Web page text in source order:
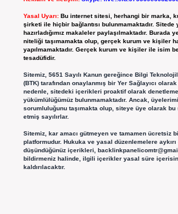
Yasal Uyarı: Bu internet sitesi, herhangi bir marka,
şirketi ile hiçbir bağlantısı bulunmamaktadır. Sitede
hazırladığımız makaleler paylaşılmaktadır. Burada
niteliği taşımamakta olup, gerçek kurum ve kişiler
yapılmamaktadır. Gerçek kurum ve kişiler ile isim
tesadüfidir.
Sitemiz, 5651 Sayılı Kanun gereğince Bilgi
(BTK) tarafından onaylanmış bir Yer Sağlayıcı
nedenle, sitedeki içerikleri proaktif olarak
yükümlülüğümüz bulunmamaktadır. Ancak,
sorumluluğunu taşımakta olup, siteye üye olarak bu
etmiş sayılırlar.
Sitemiz, kar amacı gütmeyen ve tamamen ücretsiz
platformudur. Hukuka ve yasal düzenlemelere aykırı
düşündüğünüz içerikleri,
bildirmeniz halinde, ilgili içerikler yasal süre
kaldırılacaktır.